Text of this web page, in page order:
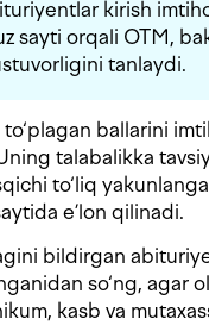
kirish
sayti orqali OTM,
tanlaydi.
ballarini
talabalikka
to‘liq
e’lon qilinadi.
bildirgan
so‘ng, agar
kasb va